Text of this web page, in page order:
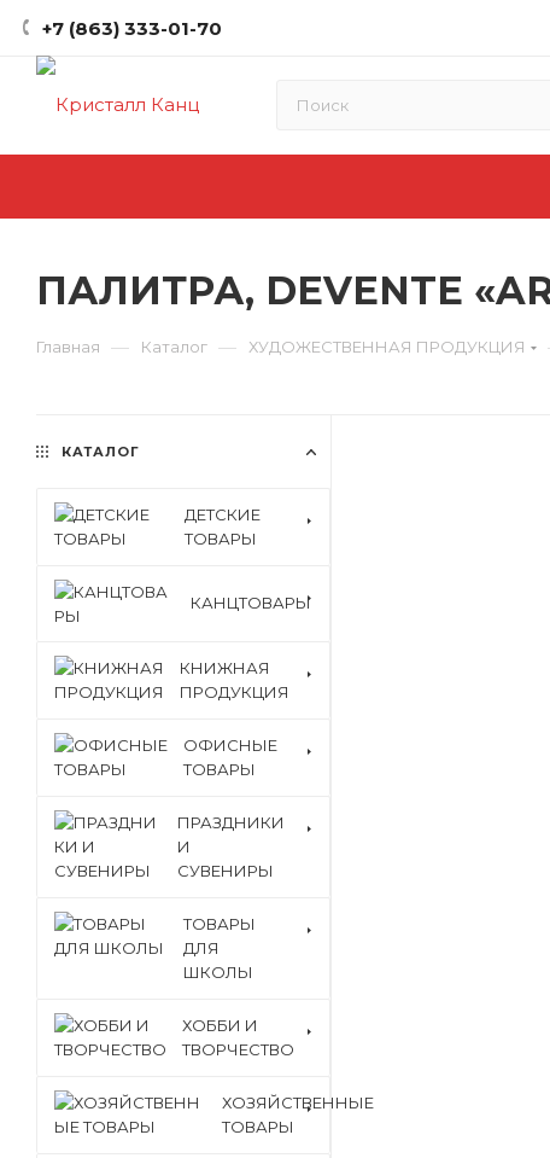
+7 (863) 333-01-70
ПАЛИТРА, DEVENTE
Главная — Каталог — ХУДОЖЕСТВЕННАЯ ПРОДУКЦИЯ
КАТАЛОГ
ДЕТСКИЕ
ТОВАРЫ
КАНЦТОВАРЫ
КНИЖНАЯ
ПРОДУКЦИЯ
ОФИСНЫЕ
ТОВАРЫ
ПРАЗДНИКИ
И
СУВЕНИРЫ
ТОВАРЫ
ДЛЯ
ШКОЛЫ
ХОББИ И
ТВОРЧЕСТВО
ХОЗЯЙСТВЕННЫЕ
ТОВАРЫ